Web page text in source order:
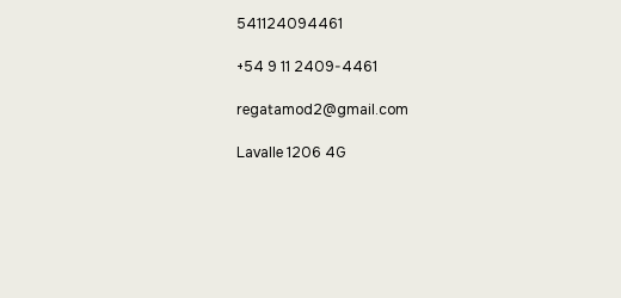
541124094461
+54 9 11 2409-4461
regatamod2@gmail.com
Lavalle 1206 4G